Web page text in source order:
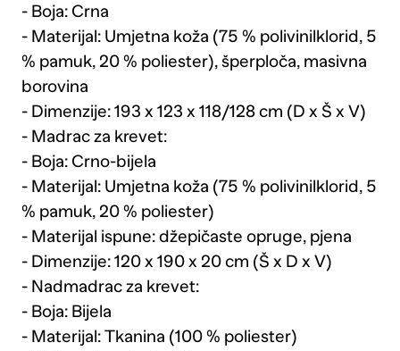
- Boja: Crna
- Materijal: Umjetna koža (75 % polivinilklorid, 5
% pamuk, 20 % poliester), šperploča, masivna
borovina
- Dimenzije: 193 x 123 x 118/128 cm (D x Š x V)
- Madrac za krevet:
- Boja: Crno-bijela
- Materijal: Umjetna koža (75 % polivinilklorid, 5
% pamuk, 20 % poliester)
- Materijal ispune: džepičaste opruge, pjena
- Dimenzije: 120 x 190 x 20 cm (Š x D x V)
- Nadmadrac za krevet:
- Boja: Bijela
- Materijal: Tkanina (100 % poliester)